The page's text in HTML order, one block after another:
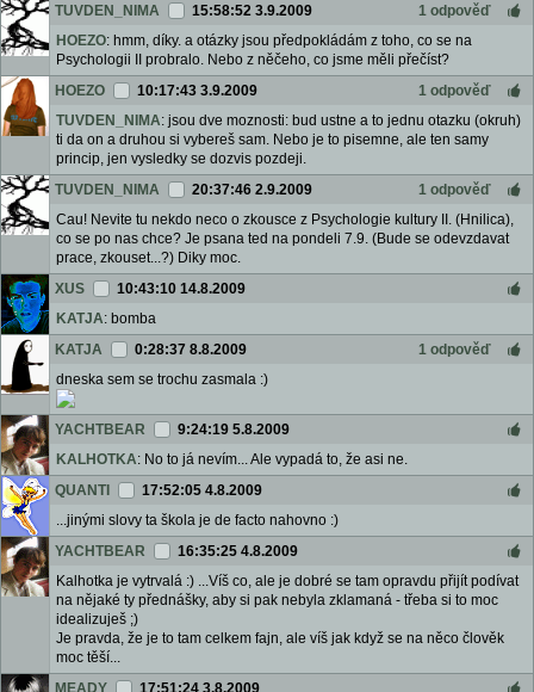
TUVDEN_NIMA
15:58:52 3.9.2009
1 odpověď
HOEZO: hmm, díky. a otázky jsou předpokládám z toho, co se na
Psychologii II probralo. Nebo z něčeho, co jsme měli přečíst?
HOEZO
10:17:43 3.9.2009
1 odpověď
TUVDEN_NIMA: jsou dve moznosti: bud ustne a to jednu otazku (okruh)
ti da on a druhou si vybereš sam. Nebo je to pisemne, ale ten samy
princip, jen vysledky se dozvis pozdeji.
TUVDEN_NIMA
20:37:46 2.9.2009
1 odpověď
Cau! Nevite tu nekdo neco o zkousce z Psychologie kultury II. (Hnilica),
co se po nas chce? Je psana ted na pondeli 7.9. (Bude se odevzdavat
prace, zkouset...?) Diky moc.
XUS
10:43:10 14.8.2009
KATJA: bomba
KATJA
0:28:37 8.8.2009
1 odpověď
dneska sem se trochu zasmala :)
YACHTBEAR
9:24:19 5.8.2009
KALHOTKA: No to já nevím... Ale vypadá to, že asi ne.
QUANTI
17:52:05 4.8.2009
...jinými slovy ta škola je de facto nahovno :)
YACHTBEAR
16:35:25 4.8.2009
Kalhotka je vytrvalá :) ...Víš co, ale je dobré se tam opravdu přijít podívat
na nějaké ty přednášky, aby si pak nebyla zklamaná - třeba si to moc
idealizuješ ;)
Je pravda, že je to tam celkem fajn, ale víš jak když se na něco člověk
moc těší...